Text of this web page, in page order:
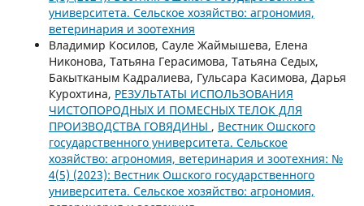
университета. Сельское хозяйство: агрономия,
ветеринария и зоотехния
Владимир Косилов, Сауле Жаймышева, Елена
Никонова, Татьяна Герасимова, Татьяна Седых,
Бакытканым Кадралиева, Гульсара Касимова, Дарья
Курохтина, РЕЗУЛЬТАТЫ ИСПОЛЬЗОВАНИЯ
ЧИСТОПОРОДНЫХ И ПОМЕСНЫХ ТЕЛОК ДЛЯ
ПРОИЗВОДСТВА ГОВЯДИНЫ , Вестник Ошского
государственного университета. Сельское
хозяйство: агрономия, ветеринария и зоотехния: №
4(5) (2023): Вестник Ошского государственного
университета. Сельское хозяйство: агрономия,